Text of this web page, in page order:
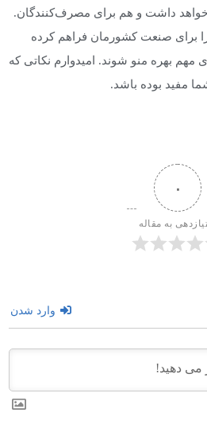
خواهد داشت و هم برای مصرف‌کنندگان.
برای صنعت کشورمان فراهم کرده
مهم بهره منو شوند. امیدوارم نکاتی که
مفید بوده باشد.
۰
به مقاله
وارد شدن